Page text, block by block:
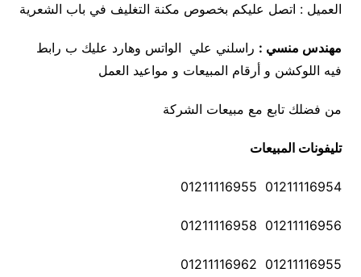
العميل : اتصل عليكم بخصوص مكنة التغليف في باب الشعرية
مهندس منسي : راسلني علي الواتس وهارد عليك ب رابط
فيه اللوكشن و أرقام المبيعات و مواعيد العمل
من فضلك تابع مع مبيعات الشركة
تليفونات المبيعات
01211116954 01211116955
01211116956 01211116958
01211116955 01211116962